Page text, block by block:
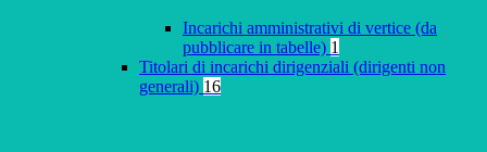
Incarichi amministrativi di vertice (da
pubblicare in tabelle) 1
Titolari di incarichi dirigenziali (dirigenti non
generali) 16